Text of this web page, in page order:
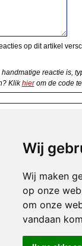
Wij
Wij maken
op onze
om onze
vandaan
op dit artikel
reactie is,
Klikhierom de code